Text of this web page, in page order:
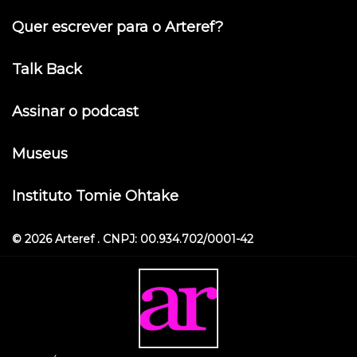
Quer escrever para o Arteref?
Talk Back
Assinar o podcast
Museus
Instituto Tomie Ohtake
© 2026 Arteref . CNPJ: 00.934.702/0001-42